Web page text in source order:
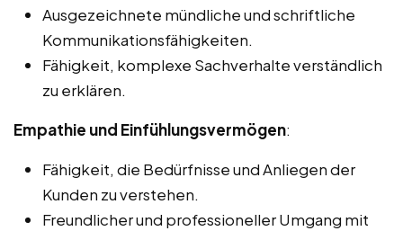
Ausgezeichnete mündliche und schriftliche
Kommunikationsfähigkeiten.
Fähigkeit, komplexe Sachverhalte verständlich
zu erklären.
Empathie und Einfühlungsvermögen:
Fähigkeit, die Bedürfnisse und Anliegen der
Kunden zu verstehen.
Freundlicher und professioneller Umgang mit